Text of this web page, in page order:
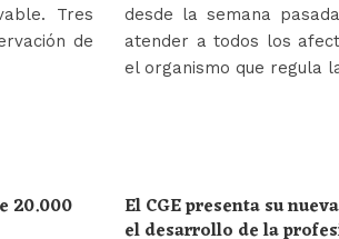
Tres
de
desde la semana
atender a todos los
el organismo que regula
20.000 El CGE presenta su
el desarrollo de la